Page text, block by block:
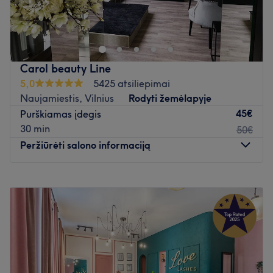
+37065818417
https://maps.app.goo.gl/DpTnzm6CbnJjXgc79
Atidaryti salono profilį
Carol beauty Line
5,0
5425 atsiliepimai
Naujamiestis, Vilnius
Rodyti žemėlapyje
Purškiamas įdegis
30 min
45€
50€
Peržiūrėti salono informaciją
Antradienis
20:00
Trečiadienis
20:00
Ketvirtadienis
09:00 –20:00
Penktadienis
20:00
Šeštadienis
09:00
20:00
Sekmadienis
09:00